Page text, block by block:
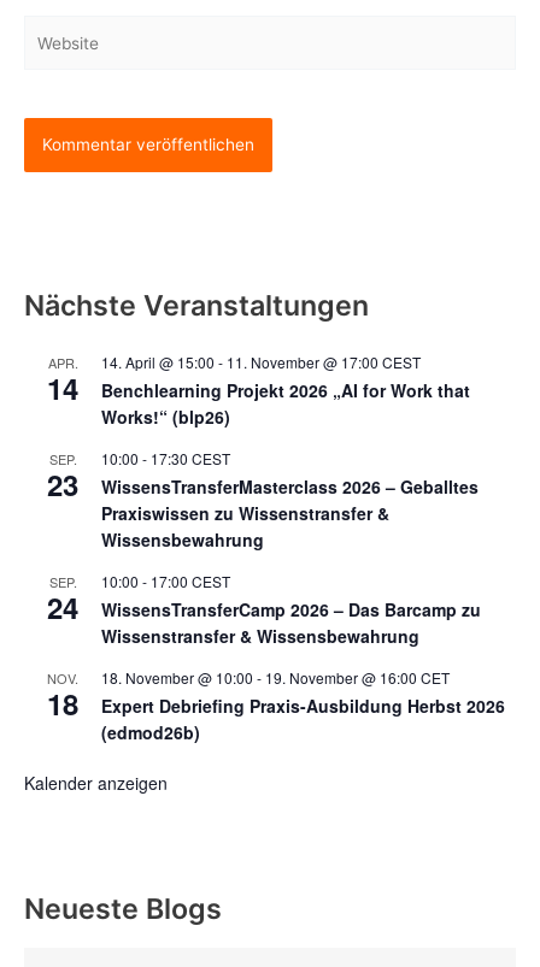
Nächste Veranstaltungen
APR.
14
14. April @ 15:00 - 11. November @ 17:00 CEST
Benchlearning Projekt 2026 „AI for Work that
Works!“ (blp26)
SEP.
23
10:00 - 17:30 CEST
WissensTransferMasterclass 2026 – Geballtes
Praxiswissen zu Wissenstransfer &
Wissensbewahrung
SEP.
24
10:00 - 17:00 CEST
WissensTransferCamp 2026 – Das Barcamp zu
Wissenstransfer & Wissensbewahrung
NOV.
18
18. November @ 10:00 - 19. November @ 16:00 CET
Expert Debriefing Praxis-Ausbildung Herbst 2026
(edmod26b)
Kalender anzeigen
Neueste Blogs